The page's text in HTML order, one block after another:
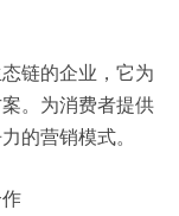
链的企业，它为
。为消费者提供
的营销模式。